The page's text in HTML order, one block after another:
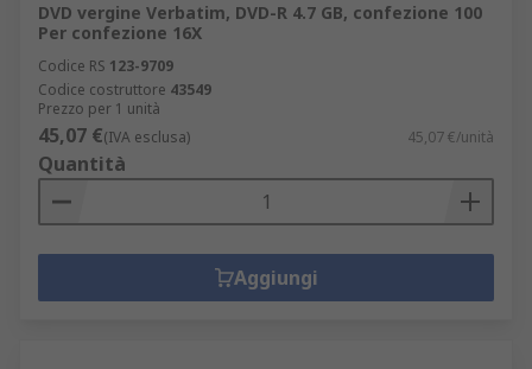
DVD vergine Verbatim, DVD-R 4.7 GB, confezione 100
Per confezione 16X
Codice RS 123-9709
Codice costruttore 43549
Prezzo per 1 unità
45,07 €(IVA esclusa) 45,07 €/unità
Quantità
Aggiungi